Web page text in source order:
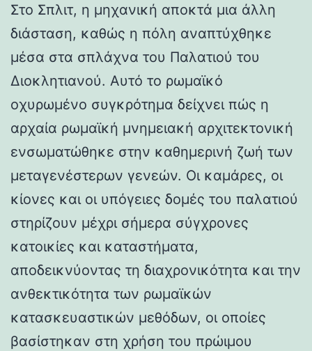
Στο Σπλιτ, η μηχανική αποκτά μια άλλη
διάσταση, καθώς η πόλη αναπτύχθηκε
μέσα στα σπλάχνα του Παλατιού του
Διοκλητιανού. Αυτό το ρωμαϊκό
οχυρωμένο συγκρότημα δείχνει πώς η
αρχαία ρωμαϊκή μνημειακή αρχιτεκτονική
ενσωματώθηκε στην καθημερινή ζωή των
μεταγενέστερων γενεών. Οι καμάρες, οι
κίονες και οι υπόγειες δομές του παλατιού
στηρίζουν μέχρι σήμερα σύγχρονες
κατοικίες και καταστήματα,
αποδεικνύοντας τη διαχρονικότητα και την
ανθεκτικότητα των ρωμαϊκών
κατασκευαστικών μεθόδων, οι οποίες
βασίστηκαν στη χρήση του πρώιμου